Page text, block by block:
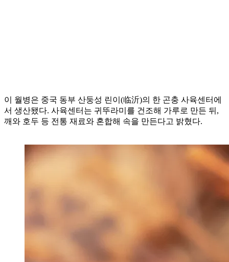
이 월병은 중국 동부 산둥성 린이(临沂)의 한 곤충 사육센터에
서 생산됐다. 사육센터는 귀뚜라미를 건조해 가루로 만든 뒤,
깨와 호두 등 전통 재료와 혼합해 속을 만든다고 밝혔다.